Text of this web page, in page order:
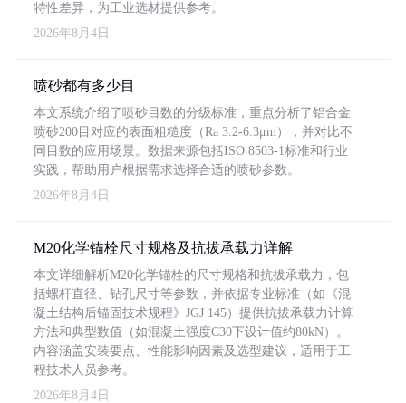
特性差异，为工业选材提供参考。
2026年8月4日
喷砂都有多少目
本文系统介绍了喷砂目数的分级标准，重点分析了铝合金
喷砂200目对应的表面粗糙度（Ra 3.2-6.3μm），并对比不
同目数的应用场景。数据来源包括ISO 8503-1标准和行业
实践，帮助用户根据需求选择合适的喷砂参数。
2026年8月4日
M20化学锚栓尺寸规格及抗拔承载力详解
本文详细解析M20化学锚栓的尺寸规格和抗拔承载力，包
括螺杆直径、钻孔尺寸等参数，并依据专业标准（如《混
凝土结构后锚固技术规程》JGJ 145）提供抗拔承载力计算
方法和典型数值（如混凝土强度C30下设计值约80kN）。
内容涵盖安装要点、性能影响因素及选型建议，适用于工
程技术人员参考。
2026年8月4日